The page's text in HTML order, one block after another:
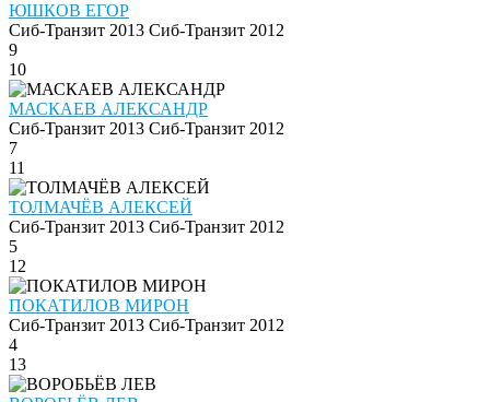
ЮШКОВ ЕГОР
Сиб-Транзит 2013 Сиб-Транзит 2012
9
10
МАСКАЕВ АЛЕКСАНДР
Сиб-Транзит 2013 Сиб-Транзит 2012
7
11
ТОЛМАЧЁВ АЛЕКСЕЙ
Сиб-Транзит 2013 Сиб-Транзит 2012
5
12
ПОКАТИЛОВ МИРОН
Сиб-Транзит 2013 Сиб-Транзит 2012
4
13